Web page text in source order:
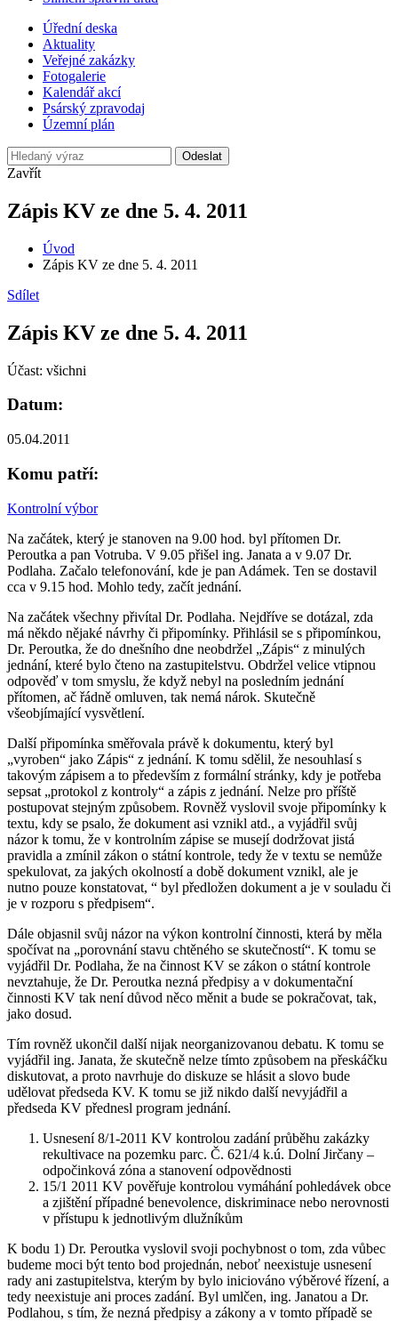
Úřední deska
Aktuality
Veřejné zakázky
Fotogalerie
Kalendář akcí
Psárský zpravodaj
Územní plán
Odeslat
Zavřít
Zápis KV ze dne 5. 4. 2011
Úvod
Zápis KV ze dne 5. 4. 2011
Sdílet
Zápis KV ze dne 5. 4. 2011
Účast: všichni
Datum:
05.04.2011
Komu patří:
Kontrolní výbor
Na začátek, který je stanoven na 9.00 hod. byl přítomen Dr.
Peroutka a pan Votruba. V 9.05 přišel ing. Janata a v 9.07 Dr.
Podlaha. Začalo telefonování, kde je pan Adámek. Ten se dostavil
cca v 9.15 hod. Mohlo tedy, začít jednání.
Na začátek všechny přivítal Dr. Podlaha. Nejdříve se dotázal, zda
má někdo nějaké návrhy či připomínky. Přihlásil se s připomínkou,
Dr. Peroutka, že do dnešního dne neobdržel „Zápis“ z minulých
jednání, které bylo čteno na zastupitelstvu. Obdržel velice vtipnou
odpověď v tom smyslu, že když nebyl na posledním jednání
přítomen, ač řádně omluven, tak nemá nárok. Skutečně
všeobjímající vysvětlení.
Další připomínka směřovala právě k dokumentu, který byl
„vyroben“ jako Zápis“ z jednání. K tomu sdělil, že nesouhlasí s
takovým zápisem a to především z formální stránky, kdy je potřeba
sepsat „protokol z kontroly“ a zápis z jednání. Nelze pro příště
postupovat stejným způsobem. Rovněž vyslovil svoje připomínky k
textu, kdy se psalo, že dokument asi vznikl atd., a vyjádřil svůj
názor k tomu, že v kontrolním zápise se musejí dodržovat jistá
pravidla a zmínil zákon o státní kontrole, tedy že v textu se nemůže
spekulovat, za jakých okolností a době dokument vznikl, ale je
nutno pouze konstatovat, “ byl předložen dokument a je v souladu či
je v rozporu s předpisem“.
Dále objasnil svůj názor na výkon kontrolní činnosti, která by měla
spočívat na „porovnání stavu chtěného se skutečností“. K tomu se
vyjádřil Dr. Podlaha, že na činnost KV se zákon o státní kontrole
nevztahuje, že Dr. Peroutka nezná předpisy a v dokumentační
činnosti KV tak není důvod něco měnit a bude se pokračovat, tak,
jako dosud.
Tím rovněž ukončil další nijak neorganizovanou debatu. K tomu se
vyjádřil ing. Janata, že skutečně nelze tímto způsobem na přeskáčku
diskutovat, a proto navrhuje do diskuze se hlásit a slovo bude
udělovat předseda KV. K tomu se již nikdo další nevyjádřil a
předseda KV přednesl program jednání.
Usnesení 8/1-2011 KV kontrolou zadání průběhu zakázky
rekultivace na pozemku parc. Č. 621/4 k.ú. Dolní Jirčany –
odpočinková zóna a stanovení odpovědnosti
15/1 2011 KV pověřuje kontrolou vymáhání pohledávek obce
a zjištění případné benevolence, diskriminace nebo nerovnosti
v přístupu k jednotlivým dlužníkům
K bodu 1) Dr. Peroutka vyslovil svoji pochybnost o tom, zda vůbec
budeme moci být tento bod projednán, neboť neexistuje usnesení
rady ani zastupitelstva, kterým by bylo iniciováno výběrové řízení, a
tedy neexistuje ani proces zadání. Byl umlčen, ing. Janatou a Dr.
Podlahou, s tím, že nezná předpisy a zákony a v tomto případě se